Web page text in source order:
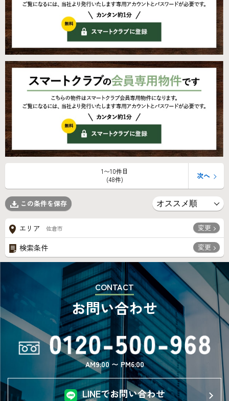
1〜10件目
(48件)
次へ
この条件を保存
エリア 佐倉市 変更
検索条件 変更
CONTACT
お問い合わせ
AM9:00 〜 PM6:00
LINEでお問い合わせ